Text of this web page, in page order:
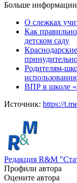
Больше
О слежках
Как
детском саду
Родителям-
ВПР в школе
Источник: https://
Редакция R&M
Профили автора
Оцените автора